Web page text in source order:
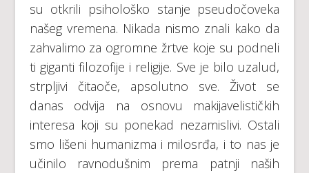
su otkrili psihološko stanje pseudočoveka
našeg vremena. Nikada nismo znali kako da
zahvalimo za ogromne žrtve koje su podneli
ti giganti filozofije i religije. Sve je bilo uzalud,
strpljivi čitaoče, apsolutno sve. Život se
danas odvija na osnovu makijavelističkih
interesa koji su ponekad nezamislivi. Ostali
smo lišeni humanizma i milosrđa, i to nas je
učinilo ravnodušnim prema patnji naših